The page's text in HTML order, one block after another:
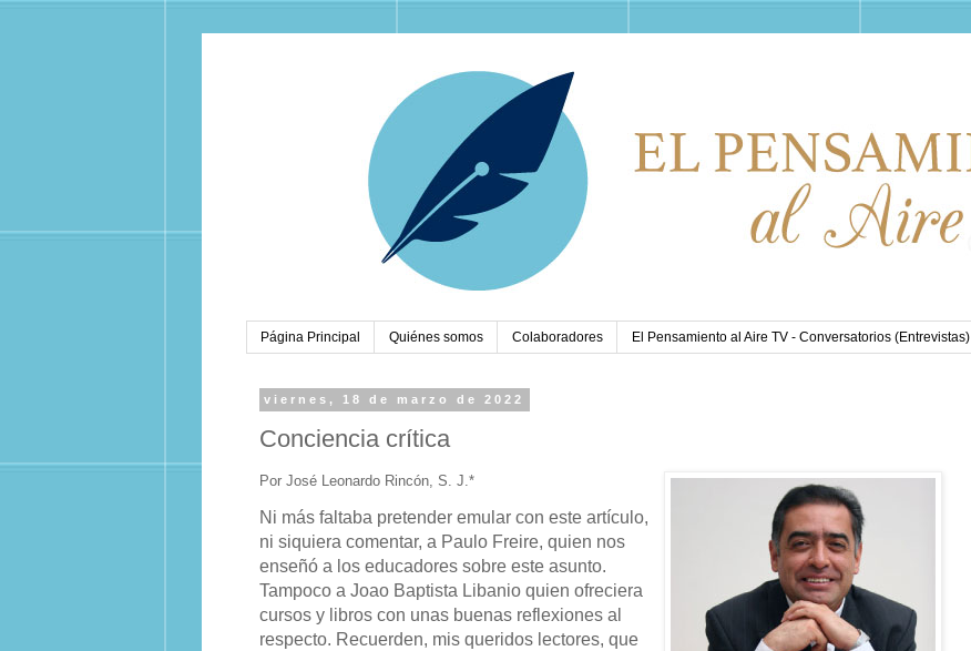
Página Principal Quiénes somos Colaboradores El Pensamiento al Aire TV - Conversatorios (Entrevistas)
viernes, 18 de marzo de 2022
Conciencia crítica
Por José Leonardo Rincón, S. J.*
Ni más faltaba pretender emular con este artículo,
ni siquiera comentar, a Paulo Freire, quien nos
enseñó a los educadores sobre este asunto.
Tampoco a Joao Baptista Libanio quien ofreciera
cursos y libros con unas buenas reflexiones al
respecto. Recuerden, mis queridos lectores, que